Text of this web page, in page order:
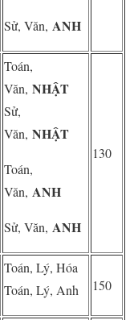
Sử, Văn, ANH
Toán,
Văn, NHẬT
Sử,
Văn, NHẬT
Toán,
Văn, ANH
Sử, Văn, ANH
130
Toán, Lý, Hóa
Toán, Lý, Anh
150